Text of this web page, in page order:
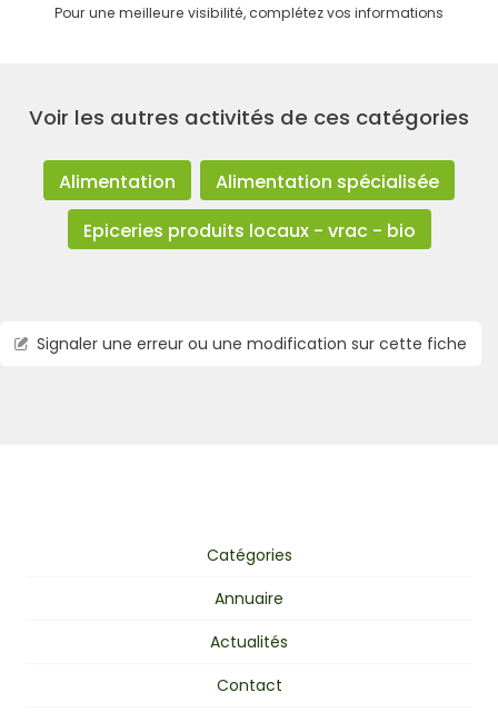
Pour une meilleure visibilité, complétez vos informations
Voir les autres activités de ces catégories
Alimentation
Alimentation spécialisée
Epiceries produits locaux - vrac - bio
Signaler une erreur ou une modification sur cette fiche
Catégories
Annuaire
Actualités
Contact